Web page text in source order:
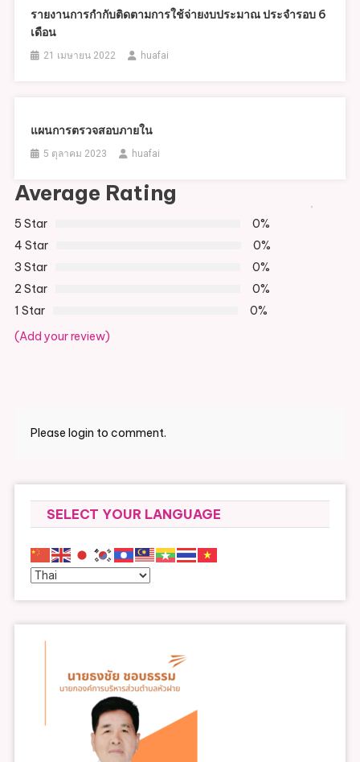
รายงานการกำกับติดตามการใช้จ่ายงบประมาณ ประจำรอบ 6
เดือน
21 เมษายน 2022 huafai
แผนการตรวจสอบภายใน
5 ตุลาคม 2023 huafai
Average Rating
5 Star
0%
4 Star
0%
3 Star
0%
2 Star
0%
1 Star
0%
(Add your review)
Please login to comment.
SELECT YOUR LANGUAGE